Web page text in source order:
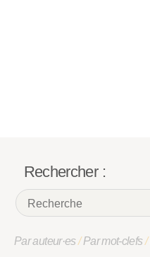
Rechercher :
Par auteur·es/Par mot-clefs/